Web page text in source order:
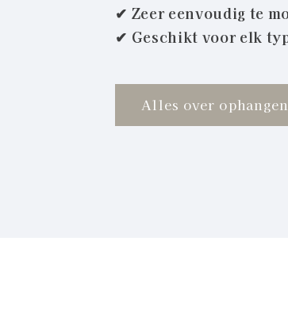
✔ Zeer eenvoudig te
✔ Geschikt voor elk
Alles over ophangen